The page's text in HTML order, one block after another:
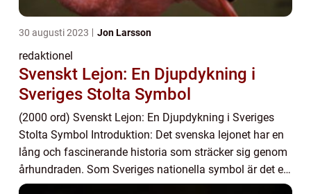
30 augusti 2023 Jon Larsson
redaktionel
Svenskt Lejon: En Djupdykning i
Sveriges Stolta Symbol
(2000 ord) Svenskt Lejon: En Djupdykning i Sveriges
Stolta Symbol Introduktion: Det svenska lejonet har en
lång och fascinerande historia som sträcker sig genom
århundraden. Som Sveriges nationella symbol är det en
kraftfull representation av landets...